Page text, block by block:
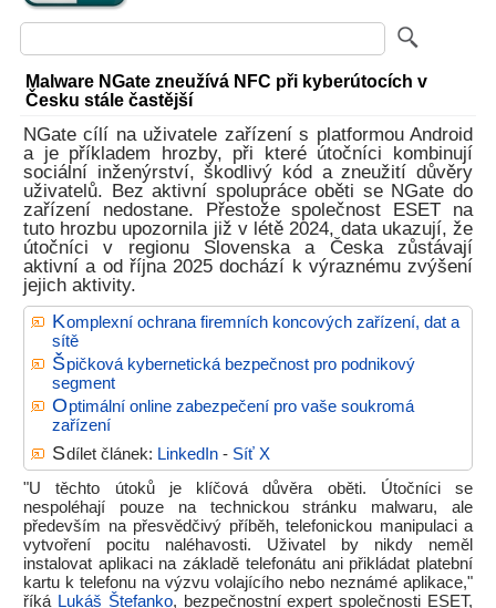
Malware NGate zneužívá NFC při kyberútocích v
Česku stále častější
NGate cílí na uživatele zařízení s platformou Android
a je příkladem hrozby, při které útočníci kombinují
sociální inženýrství, škodlivý kód a zneužití důvěry
uživatelů. Bez aktivní spolupráce oběti se NGate do
zařízení nedostane. Přestože společnost ESET na
tuto hrozbu upozornila již v létě 2024, data ukazují, že
útočníci v regionu Slovenska a Česka zůstávají
aktivní a od října 2025 dochází k výraznému zvýšení
jejich aktivity.
Komplexní ochrana firemních koncových zařízení, dat a
sítě
Špičková kybernetická bezpečnost pro podnikový
segment
Optimální online zabezpečení pro vaše soukromá
zařízení
Sdílet článek: LinkedIn- Síť X
"U těchto útoků je klíčová důvěra oběti. Útočníci se
nespoléhají pouze na technickou stránku malwaru, ale
především na přesvědčivý příběh, telefonickou manipulaci a
vytvoření pocitu naléhavosti. Uživatel by nikdy neměl
instalovat aplikaci na základě telefonátu ani přikládat platební
kartu k telefonu na výzvu volajícího nebo neznámé aplikace,"
říká Lukáš Štefanko, bezpečnostní expert společnosti ESET,